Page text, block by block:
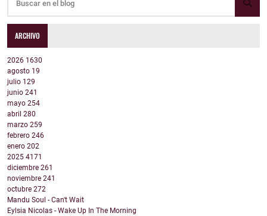
ARCHIVO
2026 1630
agosto 19
julio 129
junio 241
mayo 254
abril 280
marzo 259
febrero 246
enero 202
2025 4171
diciembre 261
noviembre 241
octubre 272
Mandu Soul - Can't Wait
Eylsia Nicolas - Wake Up In The Morning